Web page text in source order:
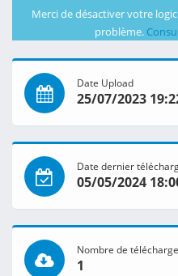
Merci de désactiver votre
problème.
Date Upload
25/07/2023
Date dernier
05/05/2024
Nombre de
1